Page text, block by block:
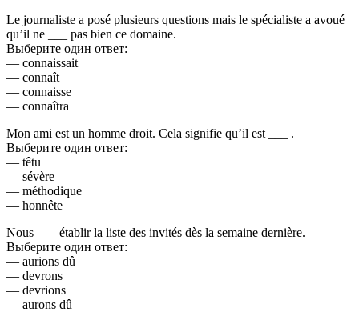
Le journaliste a posé plusieurs questions mais le spécialiste a avoué
qu’il ne ___ pas bien ce domaine.
Выберите один ответ:
— connaissait
— connaît
— connaisse
— connaîtra
Mon ami est un homme droit. Cela signifie qu’il est ___ .
Выберите один ответ:
— têtu
— sévère
— méthodique
— honnête
Nous ___ établir la liste des invités dès la semaine dernière.
Выберите один ответ:
— aurions dû
— devrons
— devrions
— aurons dû